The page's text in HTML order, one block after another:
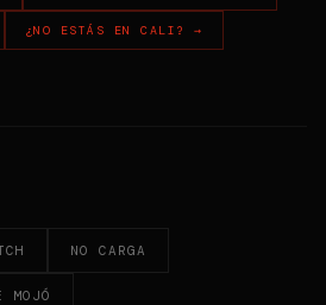
¿NO ESTÁS EN CALI? →
NO CARGA
MOJÓ